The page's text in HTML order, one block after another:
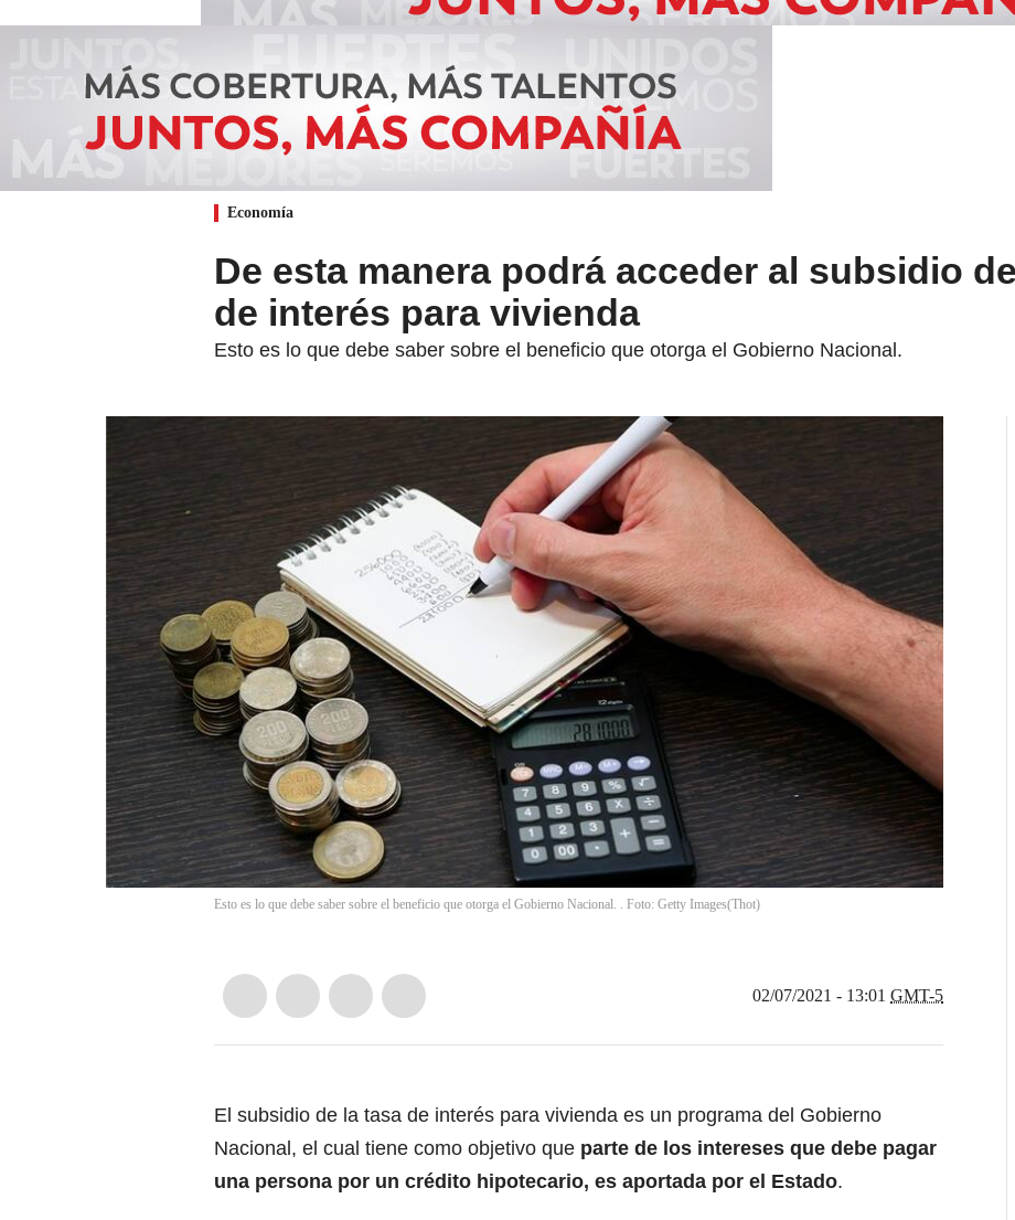
Economía
De esta manera podrá acceder al subsidio
de interés para vivienda
Esto es lo que debe saber sobre el beneficio que otorga el Gobierno Nacional.
Esto es lo que debe saber sobre el beneficio que otorga el Gobierno Nacional. . Foto: Getty Images(Thot)
02/07/2021 - 13:01 GMT-5
El subsidio de la tasa de interés para vivienda es un programa del Gobierno
Nacional, el cual tiene como objetivo que parte de los intereses que debe pagar
una persona por un crédito hipotecario, es aportada por el Estado.